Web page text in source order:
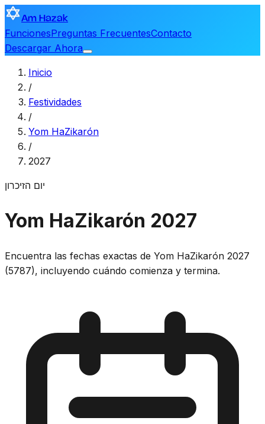
Am Hazak
FuncionesPreguntas FrecuentesContacto
Descargar Ahora
Inicio
/
Festividades
/
Yom HaZikarón
/
2027
יום הזיכרון
Yom HaZikarón 2027
Encuentra las fechas exactas de Yom HaZikarón 2027
(5787), incluyendo cuándo comienza y termina.